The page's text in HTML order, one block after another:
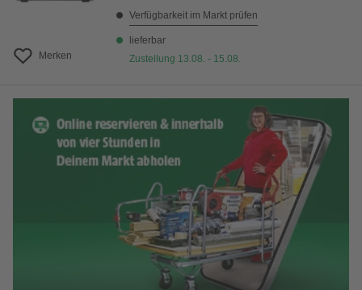
Merken
Verfügbarkeit im Markt prüfen
lieferbar
Zustellung 13.08. - 15.08.